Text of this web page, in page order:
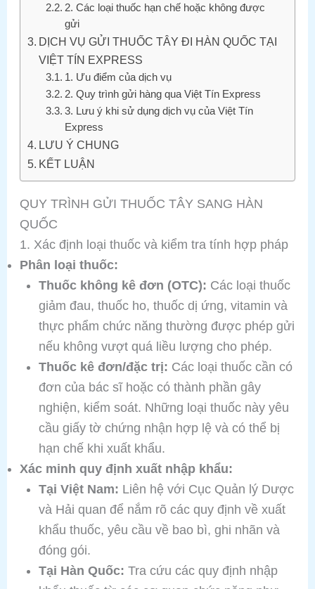
2. Các loại thuốc hạn chế hoặc không được
gửi
DỊCH VỤ GỬI THUỐC TÂY ĐI HÀN QUỐC TẠI
VIỆT TÍN EXPRESS
1. Ưu điểm của dịch vụ
2. Quy trình gửi hàng qua Việt Tín Express
3. Lưu ý khi sử dụng dịch vụ của Việt Tín
Express
LƯU Ý CHUNG
KẾT LUẬN
QUY TRÌNH GỬI THUỐC TÂY SANG HÀN
QUỐC
1. Xác định loại thuốc và kiểm tra tính hợp pháp
Phân loại thuốc:
Thuốc không kê đơn (OTC): Các loại thuốc
giảm đau, thuốc ho, thuốc dị ứng, vitamin và
thực phẩm chức năng thường được phép gửi
nếu không vượt quá liều lượng cho phép.
Thuốc kê đơn/đặc trị: Các loại thuốc cần có
đơn của bác sĩ hoặc có thành phần gây
nghiện, kiểm soát. Những loại thuốc này yêu
cầu giấy tờ chứng nhận hợp lệ và có thể bị
hạn chế khi xuất khẩu.
Xác minh quy định xuất nhập khẩu:
Tại Việt Nam: Liên hệ với Cục Quản lý Dược
và Hải quan để nắm rõ các quy định về xuất
khẩu thuốc, yêu cầu về bao bì, ghi nhãn và
đóng gói.
Tại Hàn Quốc: Tra cứu các quy định nhập